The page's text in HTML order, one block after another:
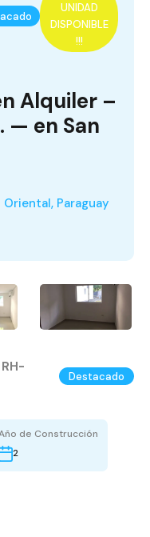
UNIDAD
DISPONIBLE
!!!
Alquiler –
— en San
Oriental, Paraguay
RH-
Destacado
de Construcción
2